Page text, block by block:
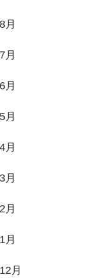
月
月
月
月
月
月
月
月
月